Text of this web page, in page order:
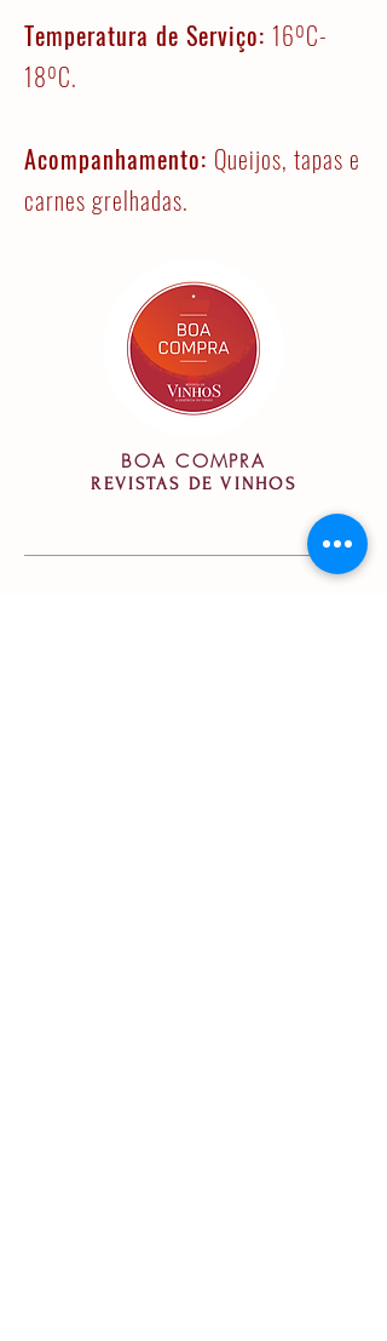
Temperatura de Serviço: 16ºC-
18ºC.
Acompanhamento: Queijos, tapas e
carnes grelhadas.
BOA COMPRA
REVISTAS DE VINHOS